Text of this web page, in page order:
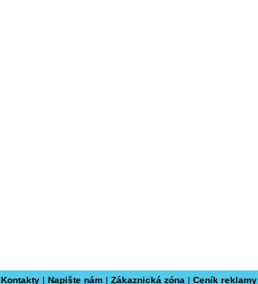
Kontakty | Napište nám | Zákaznická zóna | Ceník reklamy